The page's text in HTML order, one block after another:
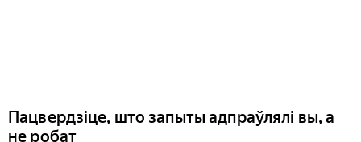
Пацвердзіце, што запыты адпраўлялі вы, а
не робат